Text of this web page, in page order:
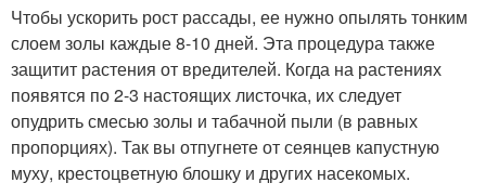
Чтобы ускорить рост рассады, ее нужно опылять тонким
слоем золы каждые 8-10 дней. Эта процедура также
защитит растения от вредителей. Когда на растениях
появятся по 2-3 настоящих листочка, их следует
опудрить смесью золы и табачной пыли (в равных
пропорциях). Так вы отпугнете от сеянцев капустную
муху, крестоцветную блошку и других насекомых.